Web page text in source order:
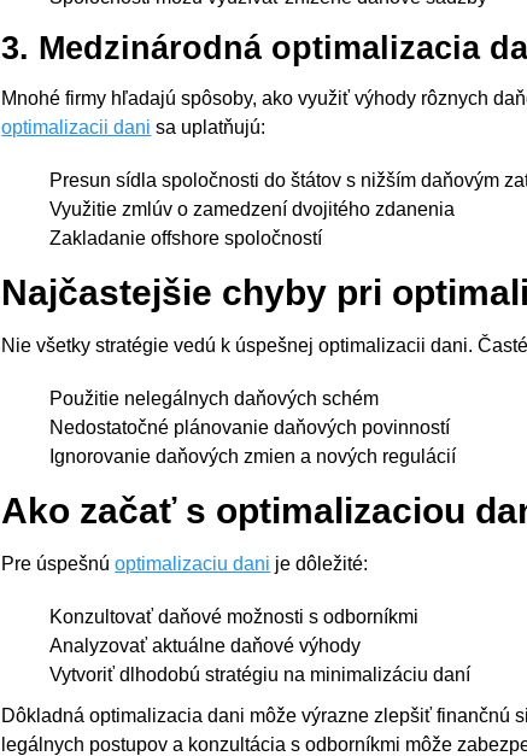
3. Medzinárodná optimalizacia
Mnohé firmy hľadajú spôsoby, ako využiť výhody rôznych
optimalizacii dani sa uplatňujú:
Presun sídla spoločnosti do štátov s nižším daňovým
Využitie zmlúv o zamedzení dvojitého zdanenia
Zakladanie offshore spoločností
Najčastejšie chyby pri
Nie všetky stratégie vedú k úspešnej optimalizacii dani.
Použitie nelegálnych daňových schém
Nedostatočné plánovanie daňových povinností
Ignorovanie daňových zmien a nových regulácií
Ako začať s optimalizaciou
Pre úspešnúoptimalizaciu dani je dôležité:
Konzultovať daňové možnosti s odborníkmi
Analyzovať aktuálne daňové výhody
Vytvoriť dlhodobú stratégiu na minimalizáciu daní
Dôkladná optimalizacia dani môže výrazne zlepšiť finančnú
legálnych postupov a konzultácia s odborníkmi môže